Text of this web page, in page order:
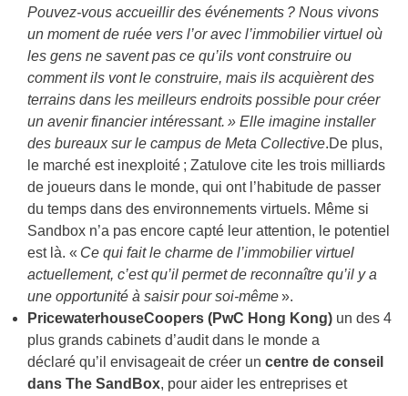
Pouvez-vous accueillir des événements ? Nous vivons
un moment de ruée vers l’or avec l’immobilier virtuel où
les gens ne savent pas ce qu’ils vont construire ou
comment ils vont le construire, mais ils acquièrent des
terrains dans les meilleurs endroits possible pour créer
un avenir financier intéressant. » Elle imagine installer
des bureaux sur le campus de Meta Collective.De plus,
le marché est inexploité ; Zatulove cite les trois milliards
de joueurs dans le monde, qui ont l’habitude de passer
du temps dans des environnements virtuels. Même si
Sandbox n’a pas encore capté leur attention, le potentiel
est là. « Ce qui fait le charme de l’immobilier virtuel
actuellement, c’est qu’il permet de reconnaître qu’il y a
une opportunité à saisir pour soi-même».
PricewaterhouseCoopers (PwC Hong Kong) un des 4
plus grands cabinets d’audit dans le monde a
déclaré qu’il envisageait de créer uncentre de conseil
dans The SandBox, pour aider les entreprises et